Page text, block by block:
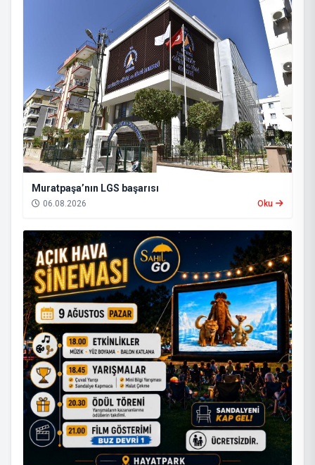
Muratpaşa’nın LGS başarısı
06.08.2026 Oku